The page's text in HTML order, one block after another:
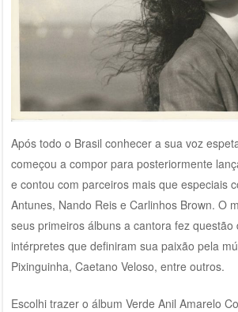
Após todo o Brasil conhecer a sua voz
começou a compor para posteriormente
e contou com parceiros mais que especiais
Antunes, Nando Reis e Carlinhos Brown. O
seus primeiros álbuns a cantora fez
intérpretes que definiram sua paixão pela
Pixinguinha, Caetano Veloso, entre outros.
Escolhi trazer o álbum Verde Anil Amarelo